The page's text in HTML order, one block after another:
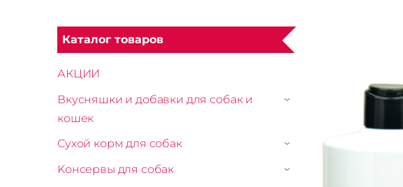
Каталог товаров
АКЦИИ
Вкусняшки и добавки для собак и
кошек
›
Сухой корм для собак ›
Kонсервы для собак ›